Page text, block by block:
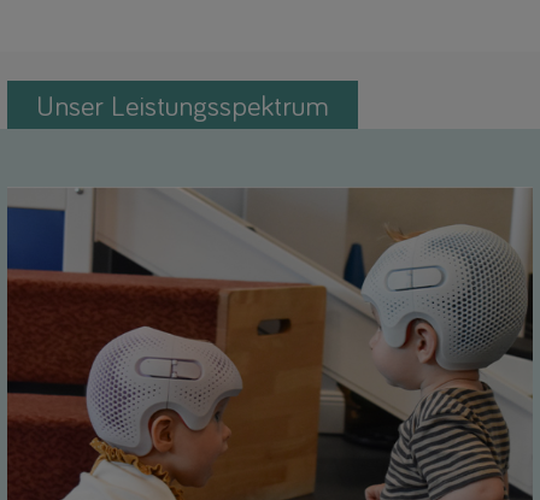
Unser Leistungsspektrum